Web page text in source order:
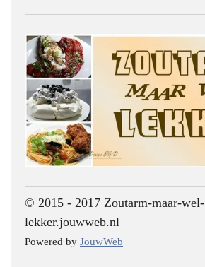
© 2015 - 2017 Zoutarm-maar-wel-
lekker.jouwweb.nl
Powered by JouwWeb